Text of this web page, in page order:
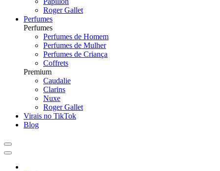
Roger Gallet
Perfumes
Perfumes
Perfumes de Homem
Perfumes de Mulher
Perfumes de Criança
Coffrets
Premium
Caudalie
Clarins
Nuxe
Roger Gallet
Virais no TikTok
Blog